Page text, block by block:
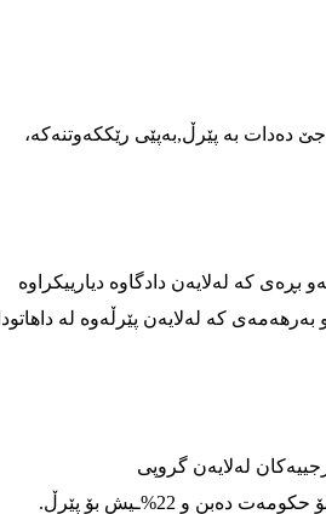
دەدات به‌ پێرڵ,بەپێی رێککەوتنەکە،
کە لەلایەن دادگاوە دیارییکراوە
کە لەلایەن پێرڵەوە لە داهاتودا
لەلایەن گروپی